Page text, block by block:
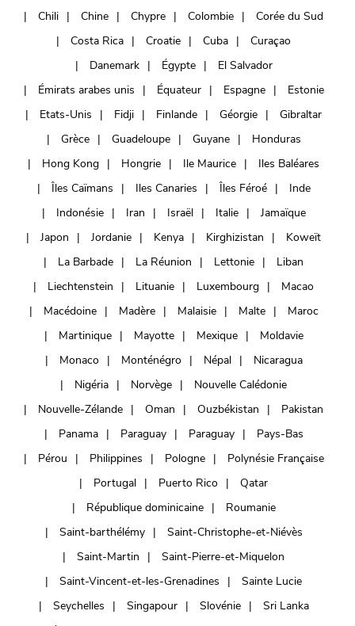
Chili
Chine Chypre Colombie
Corée du Sud
Costa Rica
Croatie Cuba
Curaçao
Danemark
Égypte
El Salvador
Émirats arabes unis
Équateur Espagne
Estonie
Etats-Unis
Fidji Finlande Géorgie
Gibraltar
Grèce
Guadeloupe Guyane
Honduras
Hong Kong
Hongrie Ile Maurice
Iles Baléares
Îles Caïmans
Iles Canaries Îles Féroé
Inde
Indonésie
Iran Israël Italie
Jamaïque
Japon
Jordanie Kenya Kirghizistan
Koweït
La Barbade
La Réunion Lettonie
Liban
Liechtenstein
Lituanie Luxembourg
Macao
Macédoine
Madère Malaisie Malte
Maroc
Martinique
Mayotte Mexique
Moldavie
Monaco
Monténégro Népal
Nicaragua
Nigéria
Norvège
Nouvelle Calédonie
Nouvelle-Zélande
Oman Ouzbékistan
Pakistan
Panama
Paraguay Paraguay
Pays-Bas
Pérou
Philippines Pologne
Polynésie Française
Portugal
Puerto Rico
Qatar
République dominicaine
Roumanie
Saint-barthélémy
Saint-Christophe-et-Niévès
Saint-Martin
Saint-Pierre-et-Miquelon
Saint-Vincent-et-les-Grenadines
Sainte Lucie
Seychelles
Singapour Slovénie
Sri Lanka